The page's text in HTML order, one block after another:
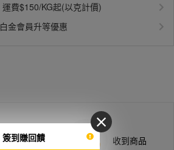
簽到賺回饋
運費$150/KG起(以克計價)
白金會員升等優惠
出貨 收到商品